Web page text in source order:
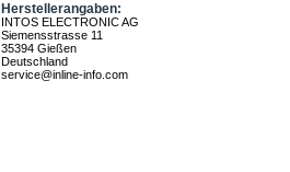
Herstellerangaben:
INTOS ELECTRONIC AG
Siemensstrasse 11
35394 Gießen
Deutschland
service@inline-info.com